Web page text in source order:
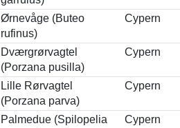
Ørnevåge (Buteo
rufinus)
Cypern
Dværgrørvagtel
(Porzana pusilla)
Cypern
Lille Rørvagtel
(Porzana parva)
Cypern
Palmedue (Spilopelia
Cypern